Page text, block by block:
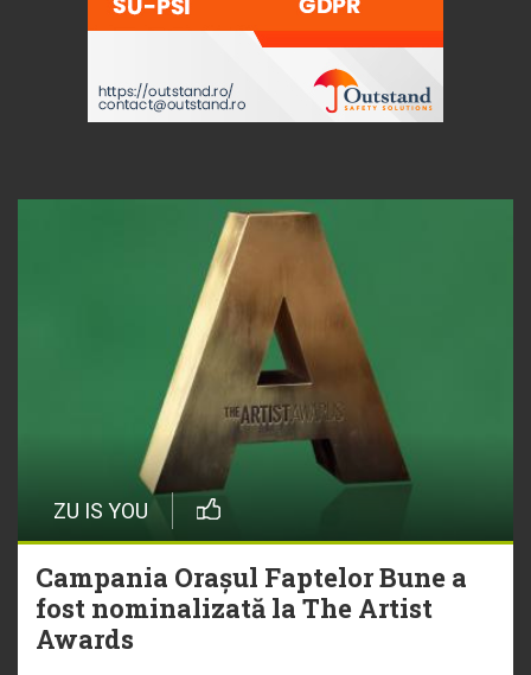
ZU IS YOU
Campania Orașul Faptelor Bune a
fost nominalizată la The Artist
Awards